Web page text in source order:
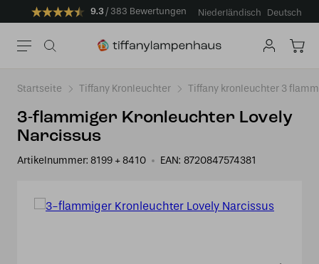
9.3 383 Bewertungen Niederländisch Deutsch
Startseite Tiffany Kronleuchter Tiffany kronleuchter 3
3-flammiger Kronleuchter Lovely
Narcissus
Artikelnummer: 8199 + 8410 EAN: 8720847574381